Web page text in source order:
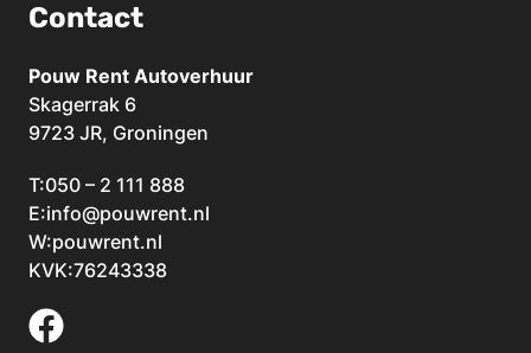
Contact
Pouw Rent Autoverhuur
Skagerrak 6
9723 JR, Groningen
T:050 – 2 111 888
E:info@pouwrent.nl
W:pouwrent.nl
KVK:76243338